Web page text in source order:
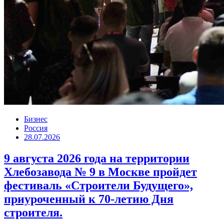
Бизнес
Россия
28.07.2026
9 августа 2026 года на территории
Хлебозавода № 9 в Москве пройдет
фестиваль «Строители Будущего»,
приуроченный к 70-летию Дня
строителя.